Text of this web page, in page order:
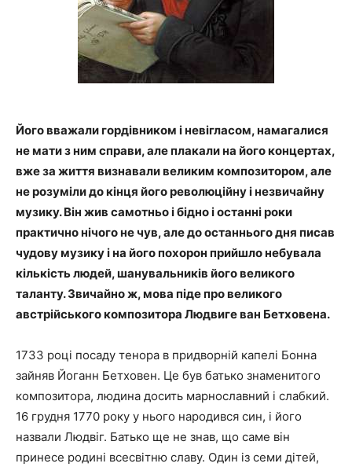
Його вважали гордівником і невігласом, намагалися
не мати з ним справи, але плакали на його концертах,
вже за життя визнавали великим композитором, але
не розуміли до кінця його революційну і незвичайну
музику. Він жив самотньо і бідно і останні роки
практично нічого не чув, але до останнього дня писав
чудову музику і на його похорон прийшло небувала
кількість людей, шанувальників його великого
таланту. Звичайно ж, мова піде про великого
австрійського композитора Людвиге ван Бетховена.
1733 році посаду тенора в придворній капелі Бонна
зайняв Йоганн Бетховен. Це був батько знаменитого
композитора, людина досить марнославний і слабкий.
16 грудня 1770 року у нього народився син, і його
назвали Людвіг. Батько ще не знав, що саме він
принесе родині всесвітню славу. Один із семи дітей,